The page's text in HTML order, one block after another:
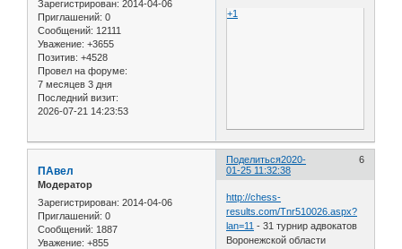
Зарегистрирован: 2014-04-06
Приглашений: 0
Сообщений: 12111
Уважение: +3655
Позитив: +4528
Провел на форуме:
7 месяцев 3 дня
Последний визит:
2026-07-21 14:23:53
+1
Поделиться 6
2020-
01-25 11:32:38
ПАвел
Модератор
Зарегистрирован: 2014-04-06
Приглашений: 0
Сообщений: 1887
Уважение: +855
http://chess-
results.com/Tnr510026.aspx?
lan=11 - 31 турнир адвокатов
Воронежской области